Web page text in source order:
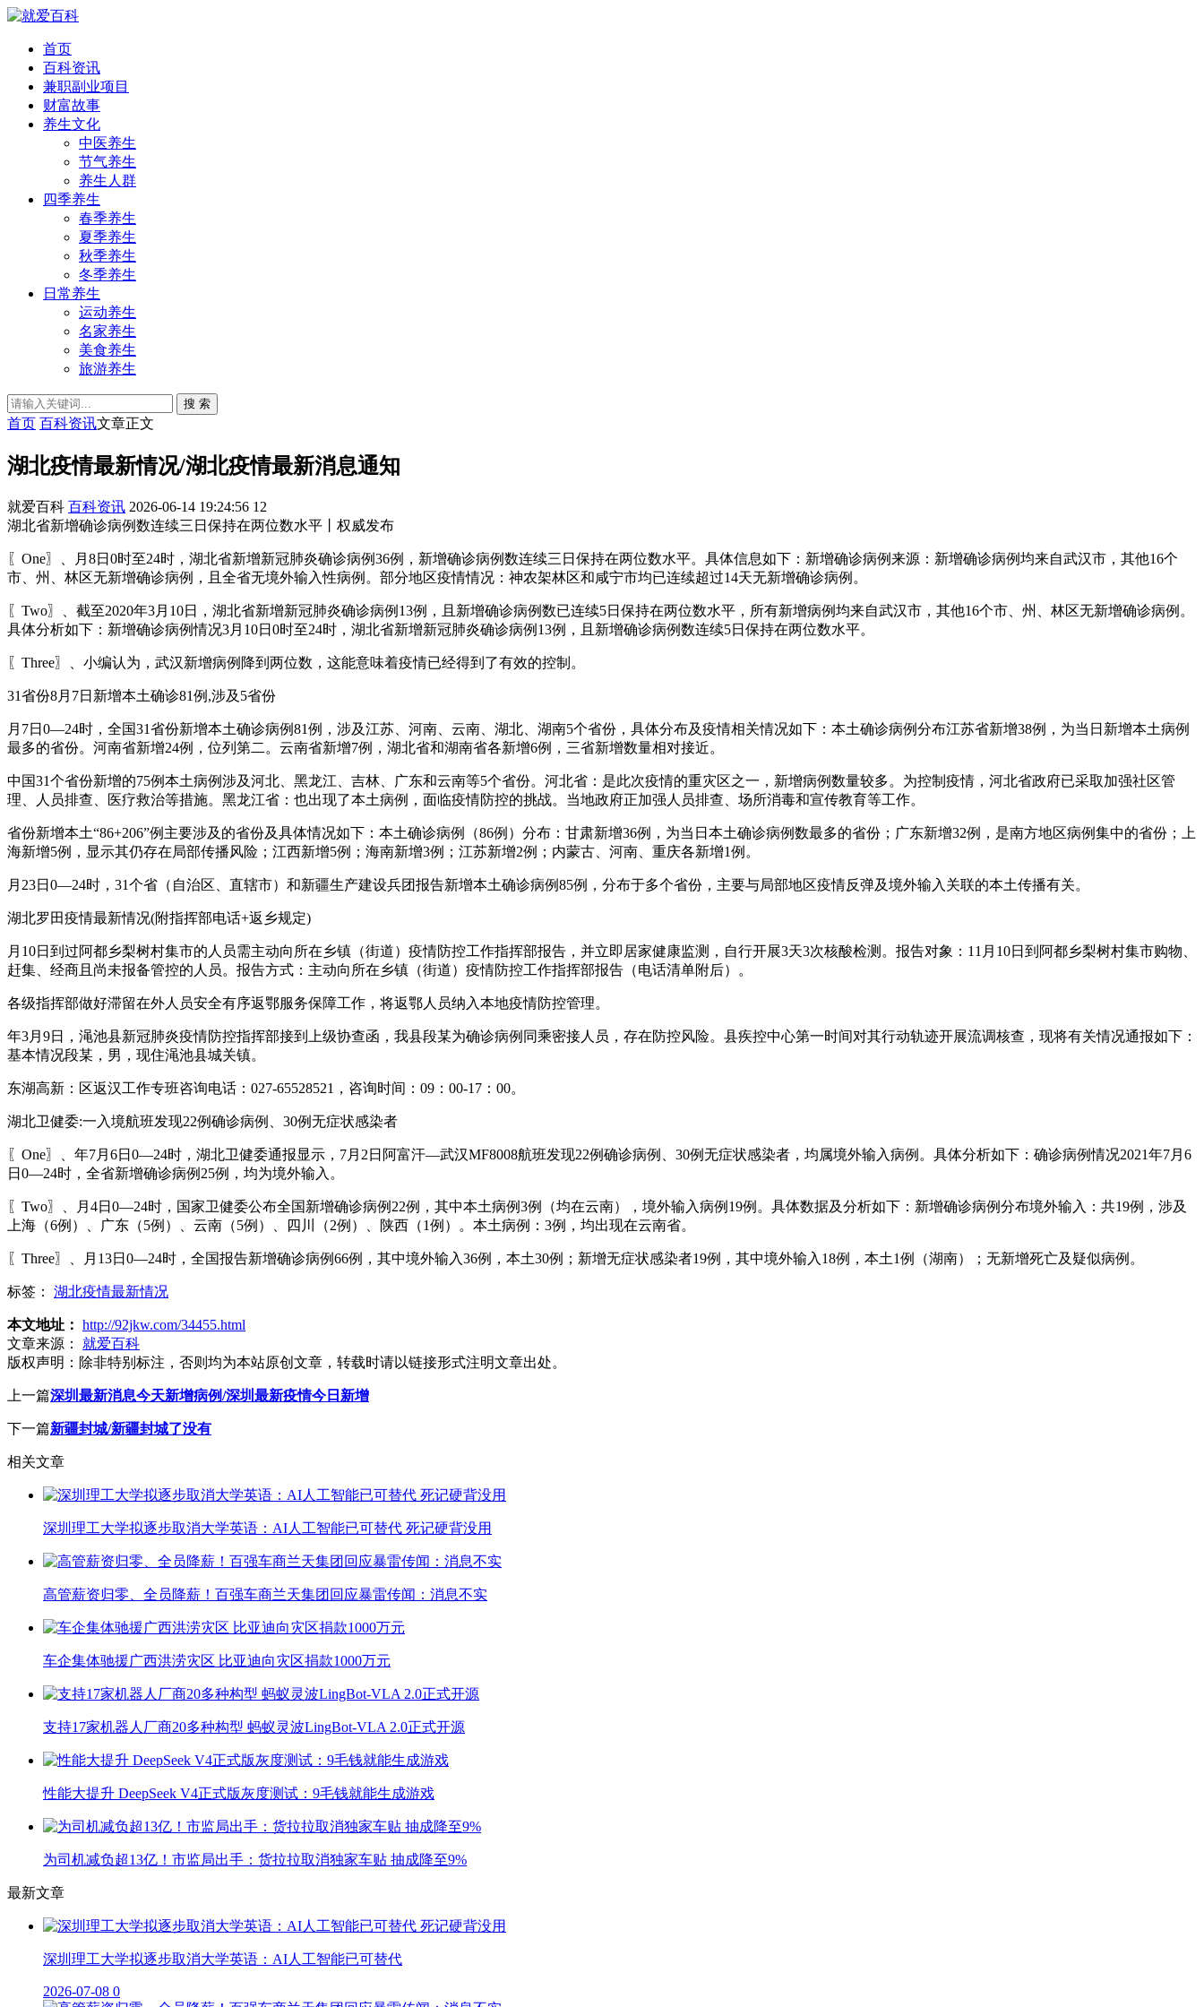
首页
百科资讯
兼职副业项目
财富故事
养生文化
中医养生
节气养生
养生人群
四季养生
春季养生
夏季养生
秋季养生
冬季养生
日常养生
运动养生
名家养生
美食养生
旅游养生
搜 索
首页 百科资讯文章正文
湖北疫情最新情况/湖北疫情最新消息通知
就爱百科 百科资讯 2026-06-14 19:24:56 12
湖北省新增确诊病例数连续三日保持在两位数水平丨权威发布
〖One〗、月8日0时至24时，湖北省新增新冠肺炎确诊病例36例，新增确诊病例数连续三日保持在两位数水平。具体信息如下：新增确诊病例来源：新增确诊病例均来自武汉市，其他16个
市、州、林区无新增确诊病例，且全省无境外输入性病例。部分地区疫情情况：神农架林区和咸宁市均已连续超过14天无新增确诊病例。
〖Two〗、截至2020年3月10日，湖北省新增新冠肺炎确诊病例13例，且新增确诊病例数已连续5日保持在两位数水平，所有新增病例均来自武汉市，其他16个市、州、林区无新增确诊病例。
具体分析如下：新增确诊病例情况3月10日0时至24时，湖北省新增新冠肺炎确诊病例13例，且新增确诊病例数连续5日保持在两位数水平。
〖Three〗、小编认为，武汉新增病例降到两位数，这能意味着疫情已经得到了有效的控制。
31省份8月7日新增本土确诊81例,涉及5省份
月7日0—24时，全国31省份新增本土确诊病例81例，涉及江苏、河南、云南、湖北、湖南5个省份，具体分布及疫情相关情况如下：本土确诊病例分布江苏省新增38例，为当日新增本土病例
最多的省份。河南省新增24例，位列第二。云南省新增7例，湖北省和湖南省各新增6例，三省新增数量相对接近。
中国31个省份新增的75例本土病例涉及河北、黑龙江、吉林、广东和云南等5个省份。河北省：是此次疫情的重灾区之一，新增病例数量较多。为控制疫情，河北省政府已采取加强社区管
理、人员排查、医疗救治等措施。黑龙江省：也出现了本土病例，面临疫情防控的挑战。当地政府正加强人员排查、场所消毒和宣传教育等工作。
省份新增本土“86+206”例主要涉及的省份及具体情况如下：本土确诊病例（86例）分布：甘肃新增36例，为当日本土确诊病例数最多的省份；广东新增32例，是南方地区病例集中的省份；上
海新增5例，显示其仍存在局部传播风险；江西新增5例；海南新增3例；江苏新增2例；内蒙古、河南、重庆各新增1例。
月23日0—24时，31个省（自治区、直辖市）和新疆生产建设兵团报告新增本土确诊病例85例，分布于多个省份，主要与局部地区疫情反弹及境外输入关联的本土传播有关。
湖北罗田疫情最新情况(附指挥部电话+返乡规定)
月10日到过阿都乡梨树村集市的人员需主动向所在乡镇（街道）疫情防控工作指挥部报告，并立即居家健康监测，自行开展3天3次核酸检测。报告对象：11月10日到阿都乡梨树村集市购物、
赶集、经商且尚未报备管控的人员。报告方式：主动向所在乡镇（街道）疫情防控工作指挥部报告（电话清单附后）。
各级指挥部做好滞留在外人员安全有序返鄂服务保障工作，将返鄂人员纳入本地疫情防控管理。
年3月9日，渑池县新冠肺炎疫情防控指挥部接到上级协查函，我县段某为确诊病例同乘密接人员，存在防控风险。县疾控中心第一时间对其行动轨迹开展流调核查，现将有关情况通报如下：
基本情况段某，男，现住渑池县城关镇。
东湖高新：区返汉工作专班咨询电话：027-65528521，咨询时间：09：00-17：00。
湖北卫健委:一入境航班发现22例确诊病例、30例无症状感染者
〖One〗、年7月6日0—24时，湖北卫健委通报显示，7月2日阿富汗—武汉MF8008航班发现22例确诊病例、30例无症状感染者，均属境外输入病例。具体分析如下：确诊病例情况2021年7月6
日0—24时，全省新增确诊病例25例，均为境外输入。
〖Two〗、月4日0—24时，国家卫健委公布全国新增确诊病例22例，其中本土病例3例（均在云南），境外输入病例19例。具体数据及分析如下：新增确诊病例分布境外输入：共19例，涉及
上海（6例）、广东（5例）、云南（5例）、四川（2例）、陕西（1例）。本土病例：3例，均出现在云南省。
〖Three〗、月13日0—24时，全国报告新增确诊病例66例，其中境外输入36例，本土30例；新增无症状感染者19例，其中境外输入18例，本土1例（湖南）；无新增死亡及疑似病例。
标签： 湖北疫情最新情况
本文地址： http://92jkw.com/34455.html
文章来源：
就爱百科
版权声明： 除非特别标注，否则均为本站原创文章，转载时请以链接形式注明文章出处。
上一篇深圳最新消息今天新增病例/深圳最新疫情今日新增
下一篇新疆封城/新疆封城了没有
相关文章
深圳理工大学拟逐步取消大学英语：AI人工智能已可替代 死记硬背没用
高管薪资归零、全员降薪！百强车商兰天集团回应暴雷传闻：消息不实
车企集体驰援广西洪涝灾区 比亚迪向灾区捐款1000万元
支持17家机器人厂商20多种构型 蚂蚁灵波LingBot-VLA 2.0正式开源
性能大提升 DeepSeek V4正式版灰度测试：9毛钱就能生成游戏
为司机减负超13亿！市监局出手：货拉拉取消独家车贴 抽成降至9%
最新文章
深圳理工大学拟逐步取消大学英语：AI人工智能已可替代
2026-07-08 0